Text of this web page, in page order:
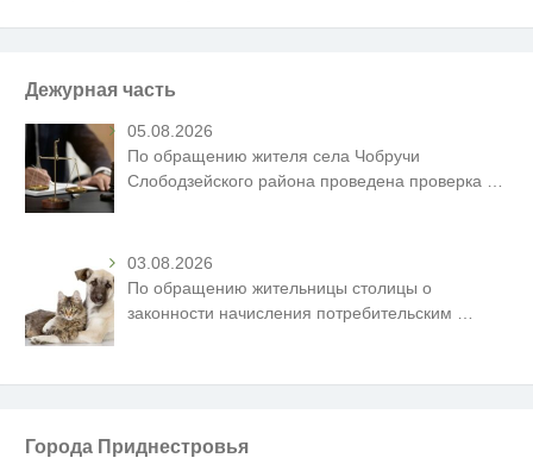
Дежурная часть
05.08.2026
По обращению жителя села Чобручи
Слободзейского района проведена проверка
03.08.2026
По обращению жительницы столицы о
законности начисления потребительским …
Города Приднестровья